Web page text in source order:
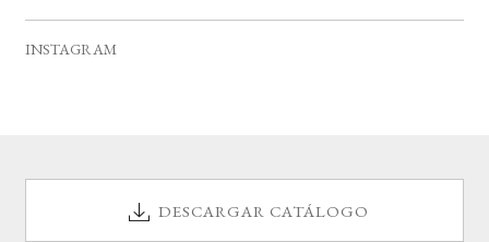
e
INSTAGRAM
DESCARGAR CATÁLOGO